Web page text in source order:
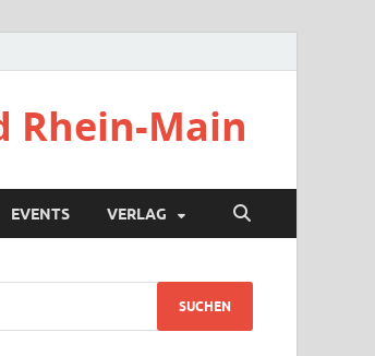
Rhein-Main
EVENTS VERLAG